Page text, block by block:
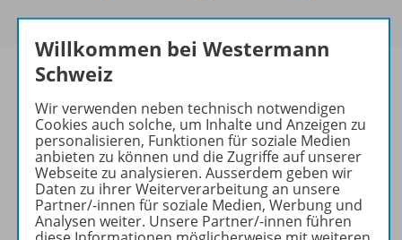
Produktinformationen
Beschreibung
Willkommen bei Westermann
Schweiz
Wir verwenden neben technisch notwendigen
Cookies auch solche, um Inhalte und Anzeigen zu
personalisieren, Funktionen für soziale Medien
anbieten zu können und die Zugriffe auf unserer
Webseite zu analysieren. Ausserdem geben wir
Daten zu ihrer Weiterverarbeitung an unsere
Partner/-innen für soziale Medien, Werbung und
Analysen weiter. Unsere Partner/-innen führen